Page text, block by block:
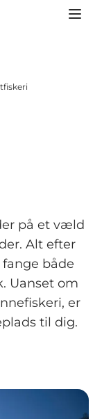
på et væld
Alt efter
både
Uanset om
er
til dig.